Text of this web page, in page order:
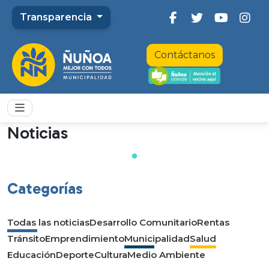
Transparencia
Contáctanos
Noticias
Categorías
Todas las noticiasDesarrollo ComunitarioRentas
TránsitoEmprendimientoMunicipalidadSalud
EducaciónDeporteCulturaMedio Ambiente